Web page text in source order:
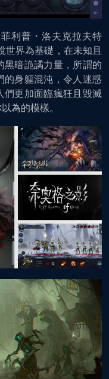
利普・洛夫克拉夫特
世界為基礎，在未知且
黑暗詭譎力量，所謂的
的身軀混沌，令人迷惑
們更加面臨瘋狂且毀滅
為的模樣。